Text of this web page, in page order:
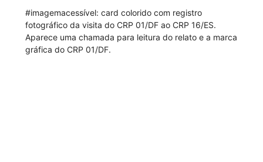
#imagemacessível: card colorido com registro
fotográfico da visita do CRP 01/DF ao CRP 16/ES.
Aparece uma chamada para leitura do relato e a marca
gráfica do CRP 01/DF.